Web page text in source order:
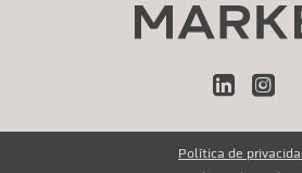
Política de